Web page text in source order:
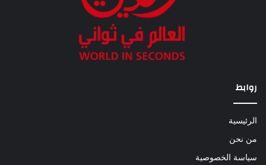
روابط
الرئيسية
من نحن
سياسة الخصوصية